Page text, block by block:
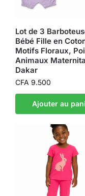
Lot de 3
Bébé Fille en
Motifs Floraux,
Animaux Maternita
Dakar
CFA 9.500
Ajouter au